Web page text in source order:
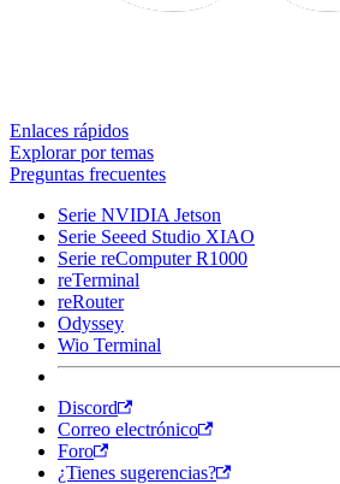
Enlaces rápidos
Explorar por temas
Preguntas frecuentes
Serie NVIDIA Jetson
Serie Seeed Studio XIAO
Serie reComputer R1000
reTerminal
reRouter
Odyssey
Wio Terminal
Discord
Correo electrónico
Foro
¿Tienes sugerencias?